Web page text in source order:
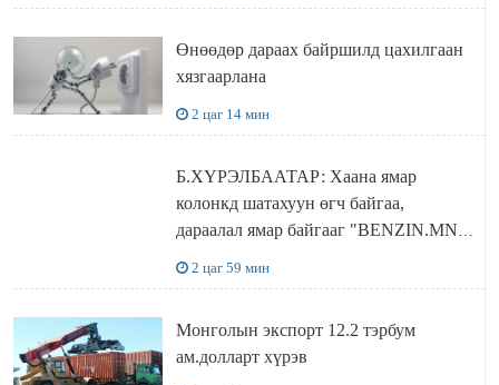
Өнөөдөр дараах байршилд цахилгаан
хязгаарлана
2 цаг 14 мин
Б.ХҮРЭЛБААТАР: Хаана ямар
колонкд шатахуун өгч байгаа,
дараалал ямар байгааг "BENZIN.MN”
2 цаг 59 мин
Монголын экспорт 12.2 тэрбум
ам.долларт хүрэв